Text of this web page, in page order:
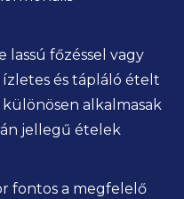
lassú főzéssel vagy
és tápláló ételt
alkalmasak
jellegű ételek
fontos a megfelelő